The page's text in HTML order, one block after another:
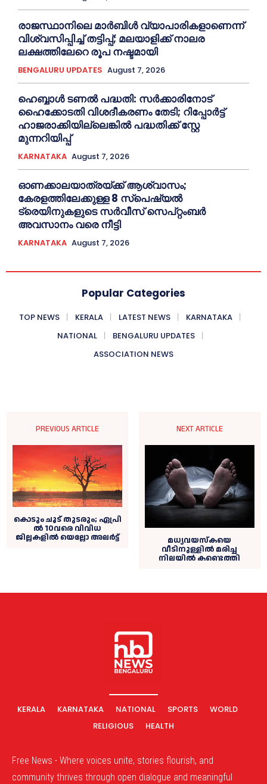
രാജസ്ഥാനിലെ മാർബിൾ വ്യാപാരികളാണെന്ന്
വിശ്വസിപ്പിച്ച് തട്ടിപ്പ്; മലയാളിക്ക് നാലര
ലക്ഷത്തിലേറെ രൂപ നഷ്ടമായി
BENGALURU UPDATES August 7, 2026
ഹെബ്ബാൾ ടണൽ പദ്ധതി: സർക്കാരിനോട്
ഹൈക്കോടതി വിശദീകരണം തേടി; റിപ്പോർട്ട്
ഹാജരാക്കിയില്ലെങ്കിൽ പദ്ധതിക്ക് സ്റ്റേ
മുന്നറിയിപ്പ്
KARNATAKA August 7, 2026
ഓണക്കാലയാത്രയ്ക്ക് ആശ്വാസം;
കേരളത്തിലേക്കുള്ള 8 സ്പെഷ്യൽ
ട്രെയിനുകളുടെ സർവീസ് സെപ്റ്റംബർ
അവസാനം വരെ നീട്ടി
KARNATAKA August 7, 2026
Popular Categories
TOP NEWS KERALA LATEST NEWS
KARNATAKA
NATIONAL
BENGALURU UPDATES
ASSOCIATION NEWS
PREVIOUS ARTICLE
കൊ​ടും ചൂ​ട് തു​ട​രും; ഏ​പ്രി​
ൽ 10വ​രെ വിവിധ
ജില്ലകളിൽ യെ​ല്ലോ അ​ല​ർ​ട്ട്
NEXT ARTICLE
മധ്യവയസ്കയെ
വീടിനുള്ളിൽ മരിച്ച
നിലയിൽ കണ്ടെത്തി
KERALA KARNATAKA NATIONAL SPORTS
WORLD
RELIGIOUS
HEALTH
Free News - Where voices unite, stories flourish, and
community thrives through open dialogue and meaningful